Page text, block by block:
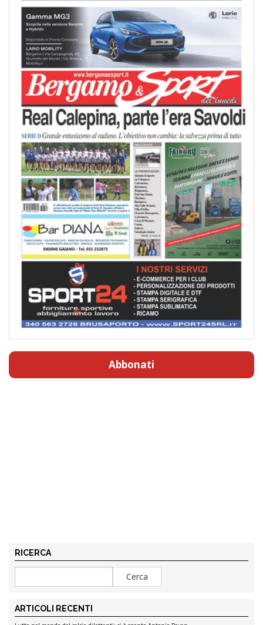
Abbonati
RICERCA
ARTICOLI RECENTI